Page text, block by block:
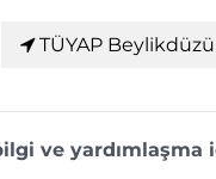
TÜYAP
ve